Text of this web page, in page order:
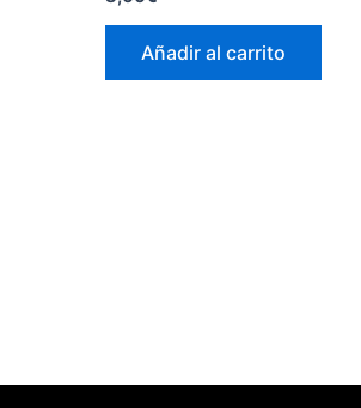
Añadir al carrito